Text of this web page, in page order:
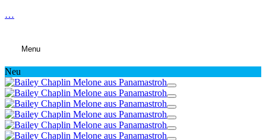
…
Menu
Neu